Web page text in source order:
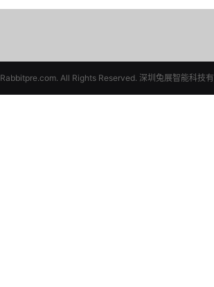
Rabbitpre.com. All Rights Reserved. 深圳兔展智能科技